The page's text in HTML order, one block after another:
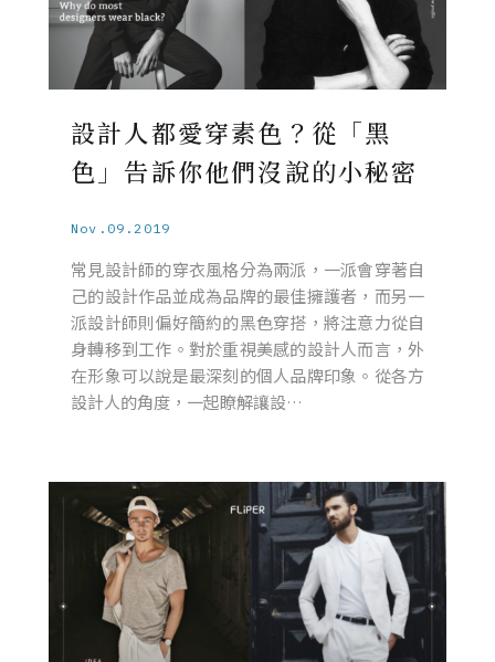
設計人都愛穿素色？從「黑
色」告訴你他們沒說的小秘密
Nov.09.2019
常見設計師的穿衣風格分為兩派，一派會穿著自
己的設計作品並成為品牌的最佳擁護者，而另一
派設計師則偏好簡約的黑色穿搭，將注意力從自
身轉移到工作。對於重視美感的設計人而言，外
在形象可以說是最深刻的個人品牌印象。從各方
設計人的角度，一起瞭解讓設…